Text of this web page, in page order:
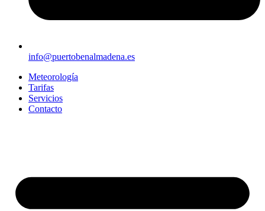
info@puertobenalmadena.es
Meteorología
Tarifas
Servicios
Contacto